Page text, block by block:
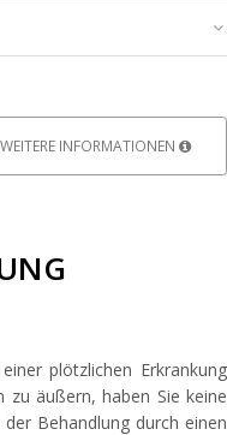
WEITERE INFORMATIONEN
plötzlichen Erkrankung
äußern, haben Sie keine
Behandlung durch einen